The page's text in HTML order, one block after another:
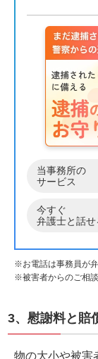
当事務所の
サービス
今すぐ
弁護士と話せ
※お電話は事務員が
※被害者からのご相
3、慰謝料と賠
物の大小や被害